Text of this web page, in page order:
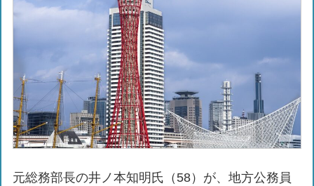
元総務部長の井ノ本知明氏（58）が、地方公務員